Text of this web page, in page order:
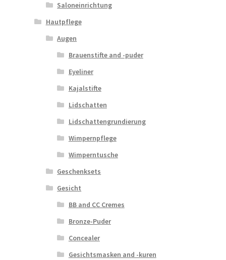
Saloneinrichtung
Hautpflege
Augen
Brauenstifte and -puder
Eyeliner
Kajalstifte
Lidschatten
Lidschattengrundierung
Wimpernpflege
Wimperntusche
Geschenksets
Gesicht
BB and CC Cremes
Bronze-Puder
Concealer
Gesichtsmasken and -kuren